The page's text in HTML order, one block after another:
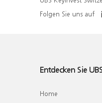
Folgen Sie uns auf
Entdecken Sie
Home